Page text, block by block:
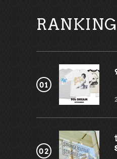
洗練された印象に仕上
なファブリックをあし
とのこと。防水デニム
目しておきたい。 また、キルティングのバックパック、マ
ウンテンシューズを思
ーカーなども。ドリン
ティングブランケット
（コト）の垣根すらも
ひとも楽しんでいただきたい。 同インスタ
大丸神戸、博多阪急、
RANKING